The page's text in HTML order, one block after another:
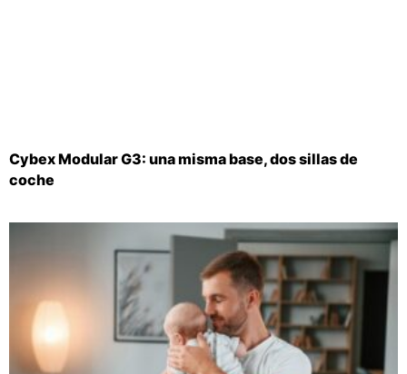
Cybex Modular G3: una misma base, dos sillas de
coche